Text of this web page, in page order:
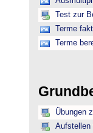
Test zur
Terme
Terme
Übungen
Aufstellen